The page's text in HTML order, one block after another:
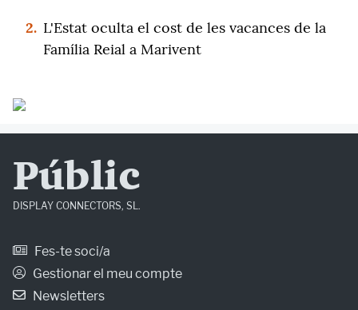
2. L'Estat oculta el cost de les vacances de la
Família Reial a Marivent
Públic
DISPLAY CONNECTORS, SL.
Fes-te soci/a
Gestionar el meu compte
Newsletters